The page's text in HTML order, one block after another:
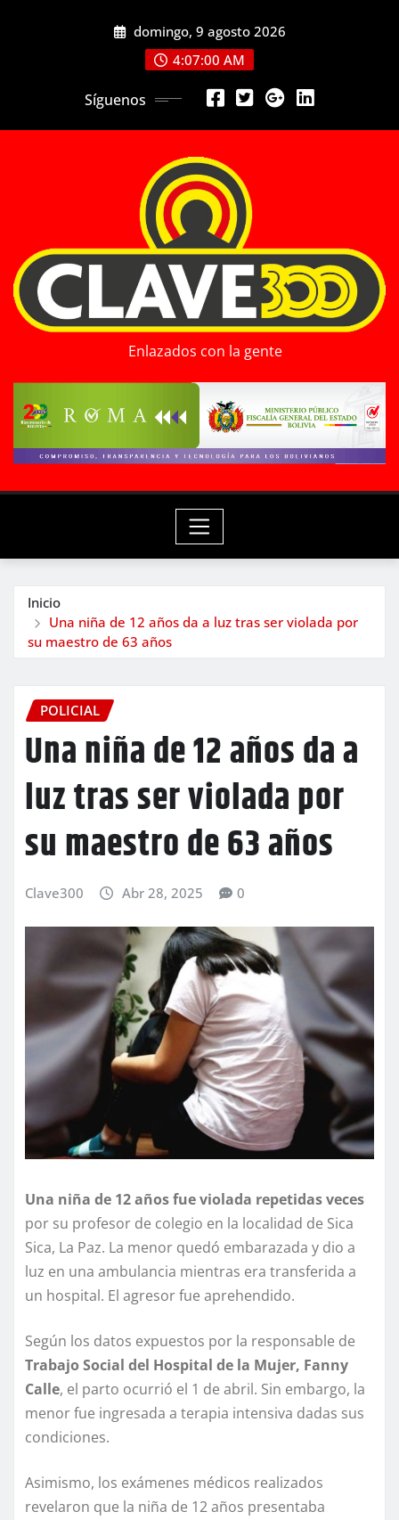
domingo, 9 agosto 2026
4:07:02 AM
Síguenos
Enlazados con la gente
Inicio
Una niña de 12 años da a luz tras ser violada por
su maestro de 63 años
POLICIAL
Una niña de 12 años da a
luz tras ser violada por
su maestro de 63 años
Clave300 Abr 28, 2025 0
Una niña de 12 años fue violada repetidas veces
por su profesor de colegio en la localidad de Sica
Sica, La Paz. La menor quedó embarazada y dio a
luz en una ambulancia mientras era transferida a
un hospital. El agresor fue aprehendido.
Según los datos expuestos por la responsable de
Trabajo Social del Hospital de la Mujer, Fanny
Calle, el parto ocurrió el 1 de abril. Sin embargo, la
menor fue ingresada a terapia intensiva dadas sus
condiciones.
Asimismo, los exámenes médicos realizados
revelaron que la niña de 12 años presentaba